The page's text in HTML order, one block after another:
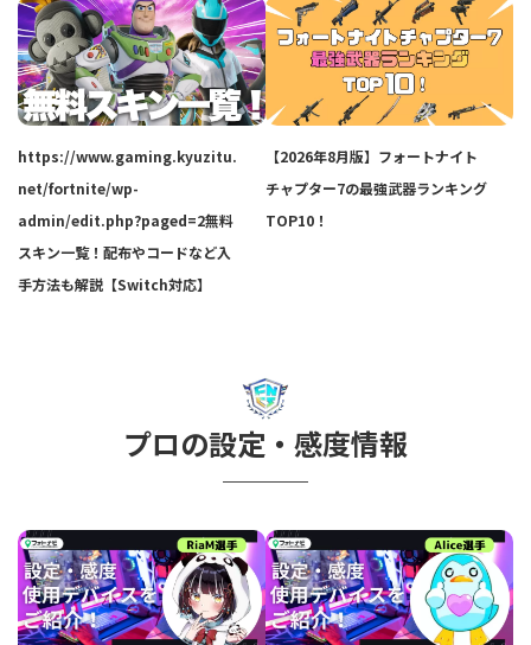
https://www.gaming.kyuzitu.
net/fortnite/wp-
admin/edit.php?paged=2無料
スキン一覧！配布やコードなど入
手方法も解説【Switch対応】
【2026年8月版】フォートナイト
チャプター7の最強武器ランキング
TOP10！
プロの設定・感度情報